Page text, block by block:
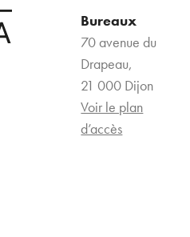
Bureaux
70 avenue du
Drapeau,
21 000 Dijon
Voir le plan
d’accès